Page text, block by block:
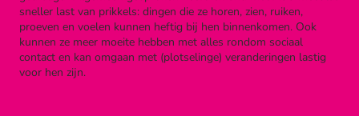
sneller last van prikkels: dingen die ze horen, zien, ruiken,
proeven en voelen kunnen heftig bij hen binnenkomen. Ook
kunnen ze meer moeite hebben met alles rondom sociaal
contact en kan omgaan met (plotselinge) veranderingen lastig
voor hen zijn.